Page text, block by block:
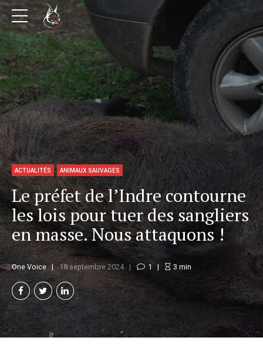
ACTUALITÉS ANIMAUX SAUVAGES
Le préfet de l’Indre contourne
les lois pour tuer des sangliers
en masse. Nous attaquons !
One Voice 18 septembre 2024 1 3 min